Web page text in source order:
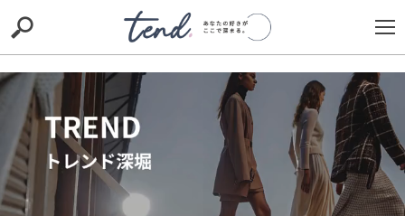
TIE-UP お出かけ RECOMMED editor
trill nordot RECOMMEND ARENA TOP